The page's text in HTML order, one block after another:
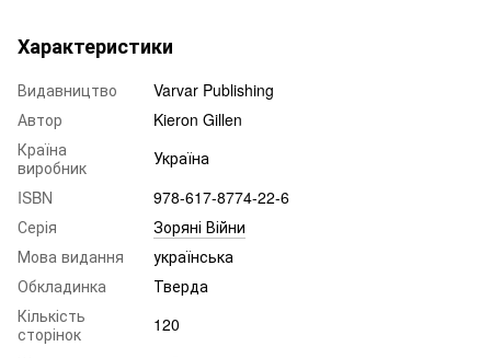
Характеристики
Видавництво
Varvar Publishing
Автор
Kieron Gillen
Країна
виробник
Україна
ISBN
978-617-8774-22-6
Серія
Зоряні Війни
Мова видання
українська
Обкладинка
Тверда
Кількість
сторінок
120